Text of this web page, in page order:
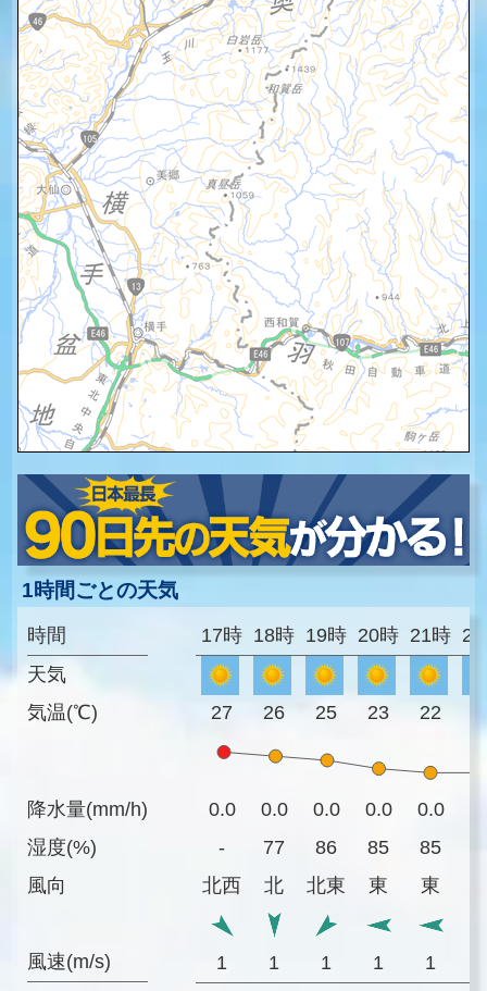
1時間ごとの天気
時間
天気
気温(℃)
降水量(mm/h)
湿度(%)
風向
風速(m/s)
17時 18時 19時 20時 21時
27 26 25 23 22
0.0 0.0 0.0 0.0 0.0
-
77 86 85 85
北西
北 北東 東 東
1 1 1 1 1